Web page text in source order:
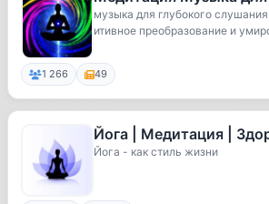
музыка для глубокого
итивное преобразование и
1 266 49
Йога | Медитация |
Йога - как стиль жизни